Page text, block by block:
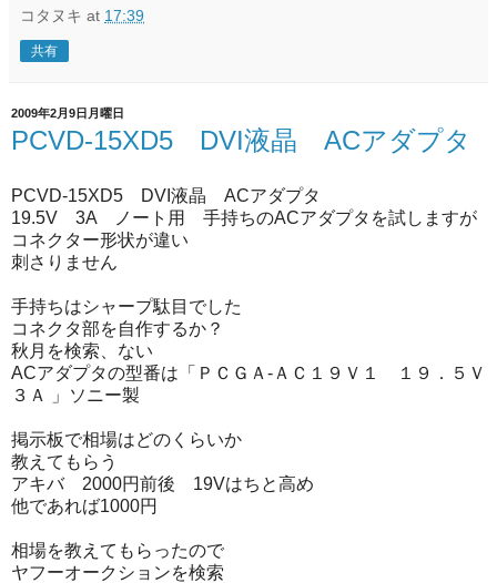
コタヌキ at 17:39
共有
2009年2月9日月曜日
PCVD-15XD5 DVI液晶 ACアダプタ
PCVD-15XD5 DVI液晶 ACアダプタ
19.5V 3A ノート用 手持ちのACアダプタを試しますが
コネクター形状が違い
刺さりません
手持ちはシャープ駄目でした
コネクタ部を自作するか？
秋月を検索、ない
ACアダプタの型番は「ＰＣＧＡ‐ＡＣ１９Ｖ１ １９．５Ｖ
３Ａ 」ソニー製
掲示板で相場はどのくらいか
教えてもらう
アキバ 2000円前後 19Vはちと高め
他であれば1000円
相場を教えてもらったので
ヤフーオークションを検索